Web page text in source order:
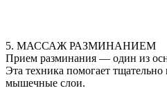
5. МАССАЖ РАЗМИНАНИЕМ
Прием разминания — один из
Эта техника помогает тщательно
мышечные слои.